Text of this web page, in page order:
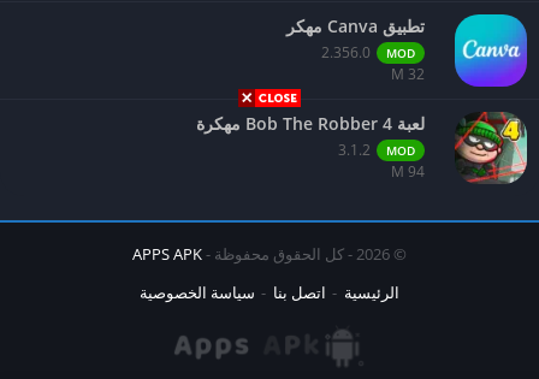
تطبيق Canva مهكر
MOD
2.356.0
32 M
لعبة Bob The Robber 4 مهكرة
MOD
3.1.2
94 M
© 2026 - كل الحقوق محفوظة -
APPS APK
الرئيسية
اتصل بنا سياسة الخصوصية